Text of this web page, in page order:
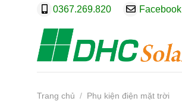
0367.269.820 Facebook
Trang chủ / Phụ kiện điện mặt trời